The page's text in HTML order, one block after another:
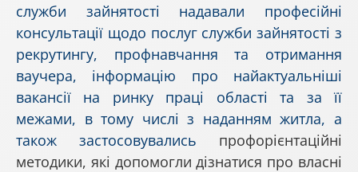
служби зайнятості надавали професійні
консультації щодо послуг служби зайнятості з
рекрутингу, профнавчання та отримання
ваучера, інформацію про найактуальніші
вакансії на ринку праці області та за її
межами, в тому числі з наданням житла, а
також застосовувались профорієнтаційні
методики, які допомогли дізнатися про власні